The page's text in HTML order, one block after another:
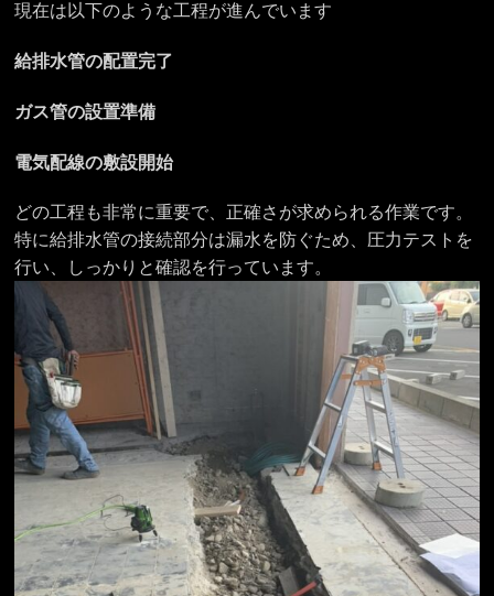
現在は以下のような工程が進んでいます
給排水管の配置完了
ガス管の設置準備
電気配線の敷設開始
どの工程も非常に重要で、正確さが求められる作業です。
特に給排水管の接続部分は漏水を防ぐため、圧力テストを
行い、しっかりと確認を行っています。